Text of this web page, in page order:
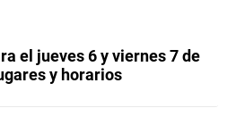
el jueves 6 y viernes 7 de
y horarios